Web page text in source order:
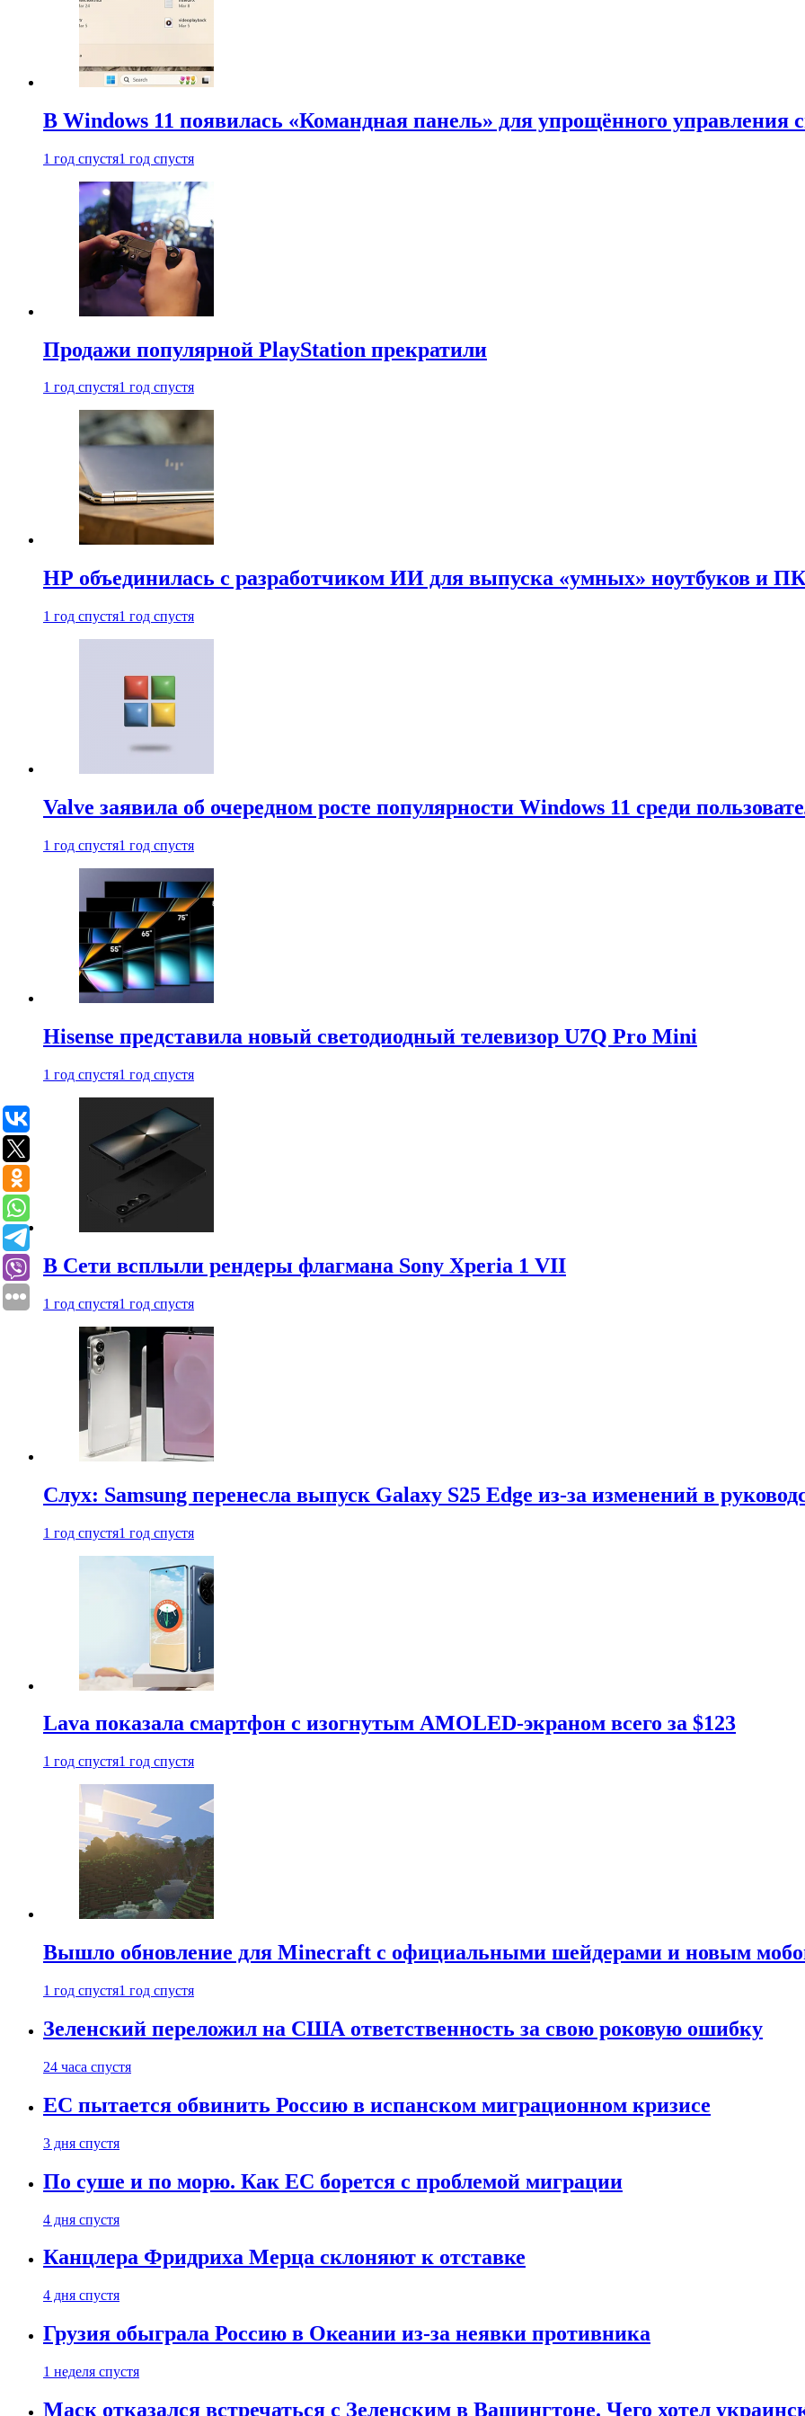
В Windows 11 появилась «Командная панель» для упрощённого управления
1 год спустя1 год спустя
Продажи популярной PlayStation прекратили
1 год спустя1 год спустя
HP объединилась с разработчиком ИИ для выпуска «умных» ноутбуков и ПК
1 год спустя1 год спустя
Valve заявила об очередном росте популярности Windows 11 среди
1 год спустя1 год спустя
Hisense представила новый светодиодный телевизор U7Q Pro Mini
1 год спустя1 год спустя
В Сети всплыли рендеры флагмана Sony Xperia 1 VII
1 год спустя1 год спустя
Слух: Samsung перенесла выпуск Galaxy S25 Edge из-за изменений в
1 год спустя1 год спустя
Lava показала смартфон с изогнутым AMOLED-экраном всего за $123
1 год спустя1 год спустя
Вышло обновление для Minecraft с официальными шейдерами и новым
1 год спустя1 год спустя
Зеленский переложил на США ответственность за свою роковую ошибку
24 часа спустя
ЕС пытается обвинить Россию в испанском миграционном кризисе
3 дня спустя
По суше и по морю. Как ЕС борется с проблемой миграции
4 дня спустя
Канцлера Фридриха Мерца склоняют к отставке
4 дня спустя
Грузия обыграла Россию в Океании из-за неявки противника
1 неделя спустя
Маск отказался встречаться с Зеленским в Вашингтоне. Чего хотел